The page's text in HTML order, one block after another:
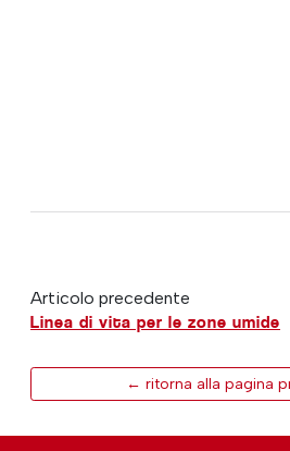
Articolo precedente
Linea di vita per le zone umide
← ritorna alla pagina